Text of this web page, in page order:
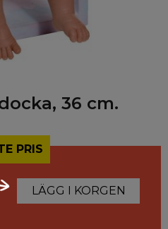
36 cm.
PRIS
LÄGG I KORGEN